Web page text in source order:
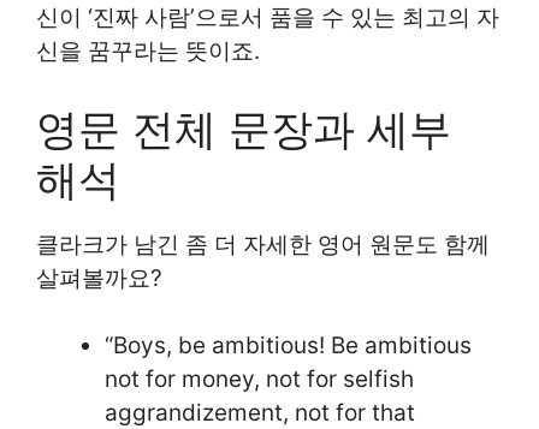
신이 ‘진짜 사람’으로서 품을 수 있는 최고의 자
신을 꿈꾸라는 뜻이죠.
영문 전체 문장과 세부
해석
클라크가 남긴 좀 더 자세한 영어 원문도 함께
살펴볼까요?
“Boys, be ambitious! Be ambitious
not for money, not for selfish
aggrandizement, not for that